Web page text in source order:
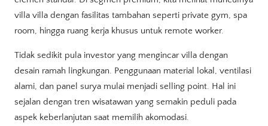
villa villa dengan fasilitas tambahan seperti private gym, spa
room, hingga ruang kerja khusus untuk remote worker.
Tidak sedikit pula investor yang mengincar villa dengan
desain ramah lingkungan. Penggunaan material lokal, ventilasi
alami, dan panel surya mulai menjadi selling point. Hal ini
sejalan dengan tren wisatawan yang semakin peduli pada
aspek keberlanjutan saat memilih akomodasi.